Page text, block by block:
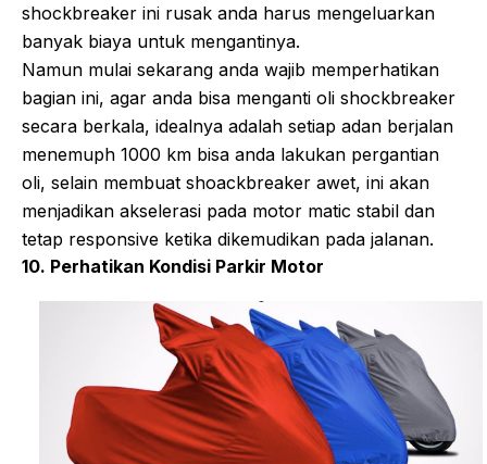
shockbreaker ini rusak anda harus mengeluarkan
banyak biaya untuk mengantinya.
Namun mulai sekarang anda wajib memperhatikan
bagian ini, agar anda bisa menganti oli shockbreaker
secara berkala, idealnya adalah setiap adan berjalan
menemuph 1000 km bisa anda lakukan pergantian
oli, selain membuat shoackbreaker awet, ini akan
menjadikan akselerasi pada motor matic stabil dan
tetap responsive ketika dikemudikan pada jalanan.
10. Perhatikan Kondisi Parkir Motor